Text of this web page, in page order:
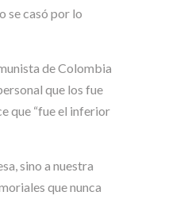
se casó por lo
de Colombia
que los fue
que “fue el inferior
sino a nuestra
que nunca